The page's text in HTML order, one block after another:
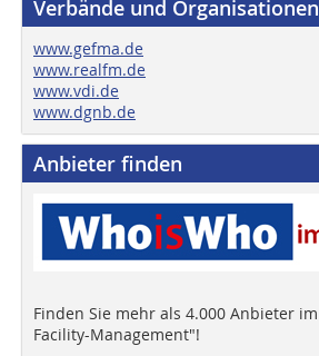
Verbände und Organisationen
www.gefma.de
www.realfm.de
www.vdi.de
www.dgnb.de
Anbieter finden
Finden Sie mehr als 4.000 Anbieter
Facility-Management"!